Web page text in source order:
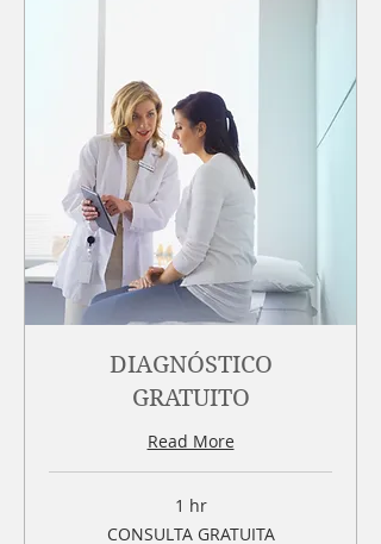
DIAGNÓSTICO
GRATUITO
Read More
1 hr
CONSULTACONSULTA GRATUITA